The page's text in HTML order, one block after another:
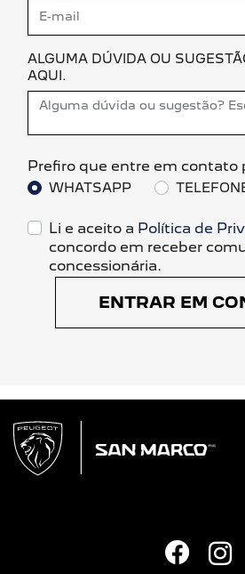
ALGUMA DÚVIDA OU
AQUI.
Prefiro que entre em contato
WHATSAPP
Li e aceito a Política de
concordo em receber
concessionária.
ENTRAR EM